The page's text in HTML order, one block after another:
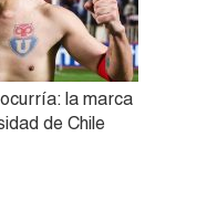
la marca
de Chile